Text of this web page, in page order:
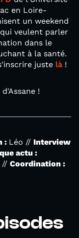
en Loire-
un weekend
veulent parler
dans le
à la santé.
juste là !
!
: Léo // Interview
actu :
// Coordination :